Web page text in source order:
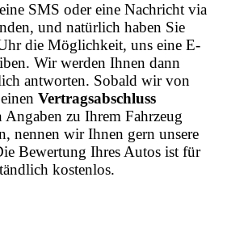
SMS oder eine Nachricht via
und natürlich haben Sie
die Möglichkeit, uns eine E-
Wir werden Ihnen dann
antworten. Sobald wir von
Vertragsabschluss
Angaben zu Ihrem Fahrzeug
nennen wir Ihnen gern unsere
Bewertung Ihres Autos ist für
kostenlos.